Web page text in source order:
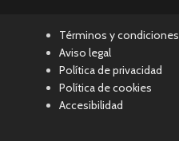
Términos y condiciones
Aviso legal
Política de privacidad
Política de cookies
Accesibilidad